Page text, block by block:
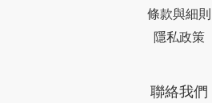
條款與細則
隱私政策
聯絡我們